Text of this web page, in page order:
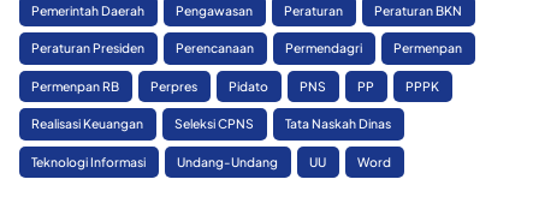
Pemerintah Daerah Pengawasan Peraturan Peraturan BKN
Peraturan Presiden Perencanaan Permendagri Permenpan
Permenpan RB Perpres Pidato PNS PP PPPK
Realisasi Keuangan Seleksi CPNS Tata Naskah Dinas
Teknologi Informasi Undang-Undang UU Word